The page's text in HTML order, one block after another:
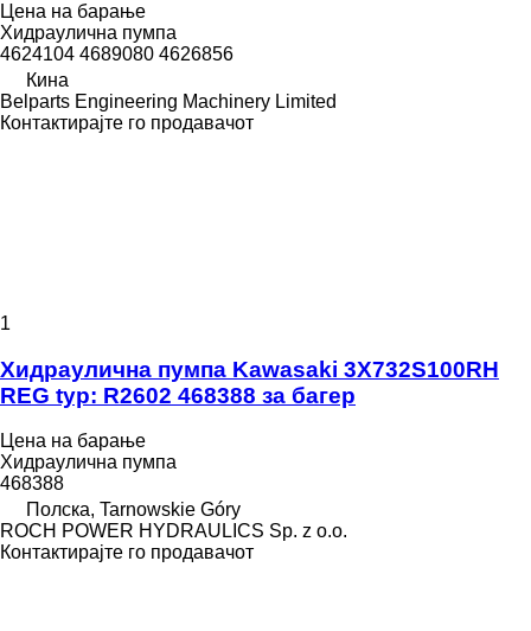
Цена на барање
Хидраулична пумпа
4624104 4689080 4626856
Кина
Belparts Engineering Machinery Limited
Контактирајте го продавачот
1
Хидраулична пумпа Kawasaki 3X732S100RH
REG typ: R2602 468388 за багер
Цена на барање
Хидраулична пумпа
468388
Полска, Tarnowskie Góry
ROCH POWER HYDRAULICS Sp. z o.o.
Контактирајте го продавачот